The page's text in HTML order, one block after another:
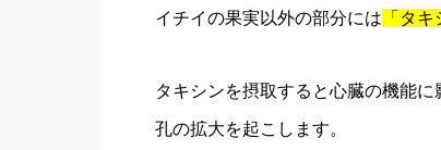
イチイの果実以外の部分には 「タキ
タキシンを摂取すると心臓の機能
孔の拡大を起こします。